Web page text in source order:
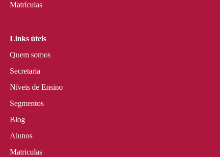
Matrículas
Links úteis
Quem somos
Secretaria
Níveis de Ensino
Segmentos
Blog
Alunos
Matriculas